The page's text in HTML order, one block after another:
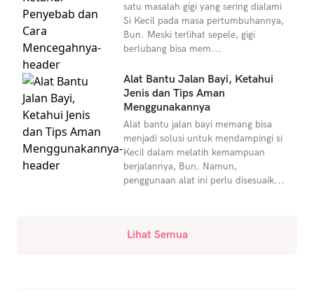
satu masalah gigi yang sering dialami
Si Kecil pada masa pertumbuhannya,
Bun. Meski terlihat sepele, gigi
berlubang bisa mem...
Alat Bantu Jalan Bayi, Ketahui
Jenis dan Tips Aman
Menggunakannya
Alat bantu jalan bayi memang bisa
menjadi solusi untuk mendampingi si
Kecil dalam melatih kemampuan
berjalannya, Bun. Namun,
penggunaan alat ini perlu disesuaik...
Lihat Semua